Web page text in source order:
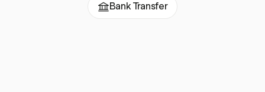
Bank Transfer